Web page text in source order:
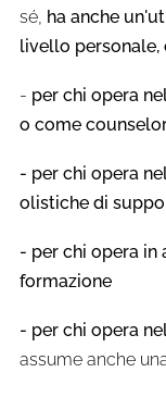
sé, ha anche
livello personale,
- per chi opera
o come
- per chi opera
olistiche di
- per chi opera
formazione
- per chi opera
assume anche